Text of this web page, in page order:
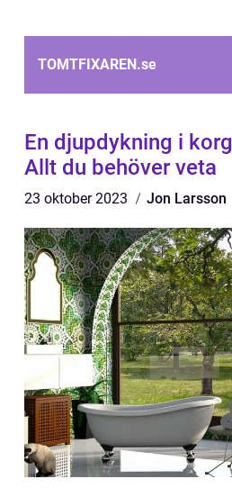
TOMTFIXAREN.se
En djupdykning i
Allt du behöver veta
23 oktober 2023 Jon Larsson